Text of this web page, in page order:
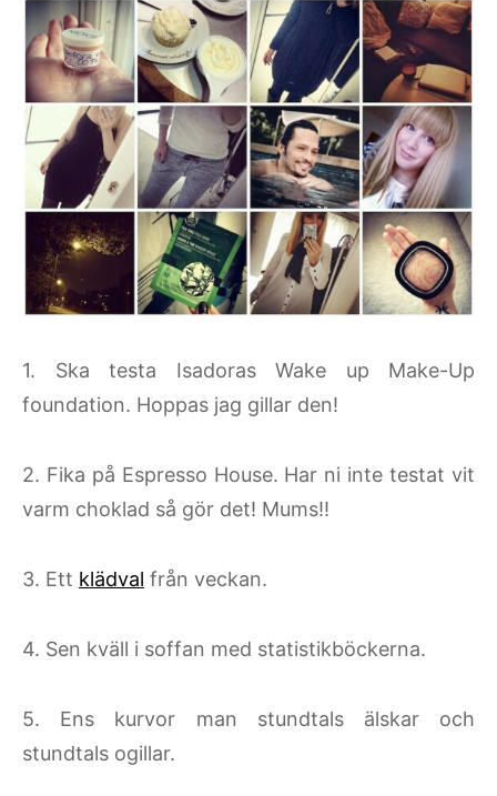
1. Ska testa Isadoras Wake up Make-Up
foundation. Hoppas jag gillar den!
2. Fika på Espresso House. Har ni inte testat vit
varm choklad så gör det! Mums!!
3. Ett klädval från veckan.
4. Sen kväll i soffan med statistikböckerna.
5. Ens kurvor man stundtals älskar och
stundtals ogillar.